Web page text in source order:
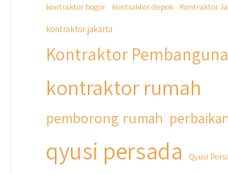
kontraktor bogor kontraktor depok
Kontraktor
kontraktor jakarta
Kontraktor
kontraktor rumah
pemborong rumah
qyusi persada Qyusi